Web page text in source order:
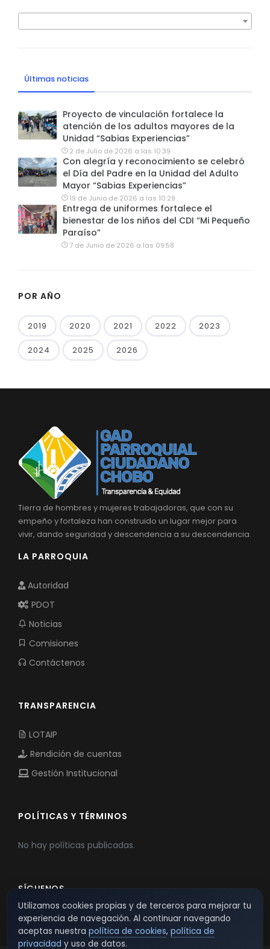
Últimas noticias
Proyecto de vinculación fortalece la
atención de los adultos mayores de la
Unidad “Sabias Experiencias”
2 de Julio de 2026 a las 10:39
Con alegría y reconocimiento se celebró
el Día del Padre en la Unidad del Adulto
Mayor “Sabias Experiencias”
19 de Junio de 2026 a las 10:29
Entrega de uniformes fortalece el
bienestar de los niños del CDI “Mi Pequeño
Paraíso”
7 de Junio de 2026 a las 09:58
POR AÑO
2019 2020 2021 2022 2023
2024 2025 2026
Tierra de hombres y mujeres trabajadoras, que con su
empeño y fortaleza han construido un lugar mejor para
vivir, dando seguridad y descendencia a su descendencia.
LA PARROQUIA
Autoridad
PDOT
Noticias
Comisiones
Contáctenos
TRANSPARENCIA
LOTAIP
Rendición de cuentas
Gestión Institucional
POLÍTICAS Y TÉRMINOS
No hay políticas publicadas.
SÍGUENOS
Utilizamos cookies propias y de terceros para mejorar tu
experiencia de navegación. Al continuar navegando
aceptas nuestra política de cookies, política de
privacidad y uso de datos.